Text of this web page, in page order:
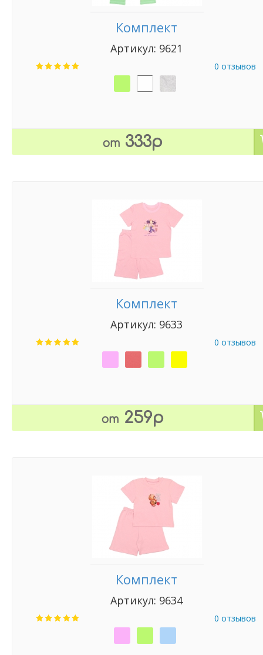
Комплект
Артикул: 9621
0 отзывов
от 333р
Комплект
Артикул: 9633
0 отзывов
от 259р
Комплект
Артикул: 9634
0 отзывов